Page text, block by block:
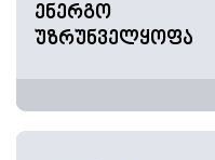
ენერგო
უზრუნველყოფა